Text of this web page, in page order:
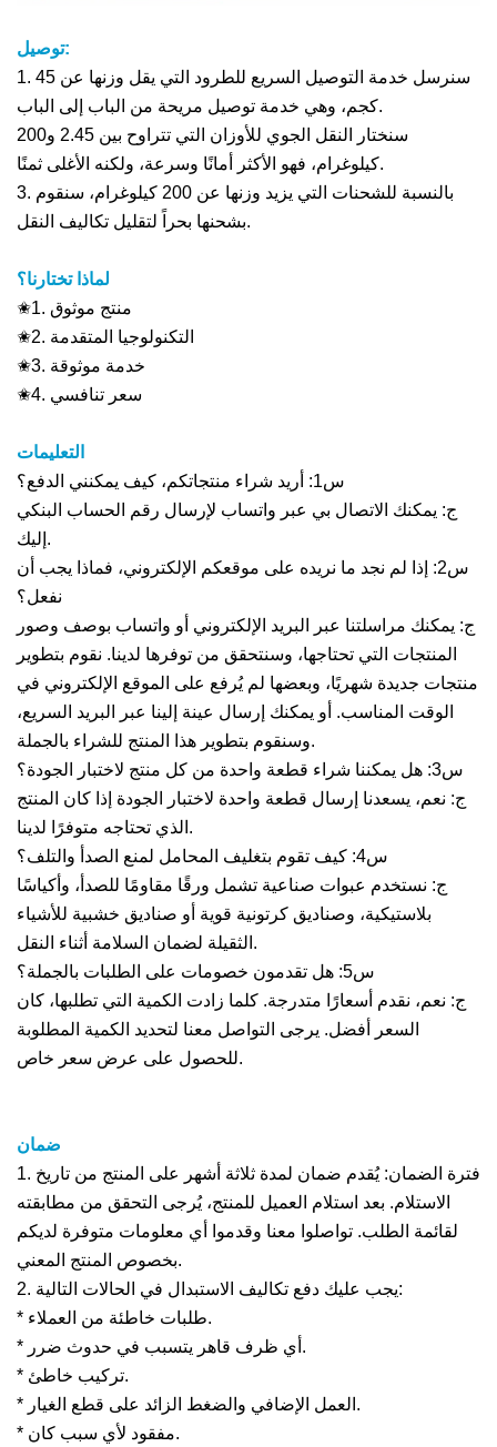
توصيل:
1. سنرسل خدمة التوصيل السريع للطرود التي يقل وزنها عن 45
كجم، وهي خدمة توصيل مريحة من الباب إلى الباب.
سنختار النقل الجوي للأوزان التي تتراوح بين 2.45 و200
كيلوغرام، فهو الأكثر أمانًا وسرعة، ولكنه الأغلى ثمنًا.
3. بالنسبة للشحنات التي يزيد وزنها عن 200 كيلوغرام، سنقوم
بشحنها بحراً لتقليل تكاليف النقل.
لماذا تختارنا؟
✬1. منتج موثوق
✬2. التكنولوجيا المتقدمة
✬3. خدمة موثوقة
✬4. سعر تنافسي
التعليمات
س1: أريد شراء منتجاتكم، كيف يمكنني الدفع؟
ج: يمكنك الاتصال بي عبر واتساب لإرسال رقم الحساب البنكي
إليك.
س2: إذا لم نجد ما نريده على موقعكم الإلكتروني، فماذا يجب أن
نفعل؟
ج: يمكنك مراسلتنا عبر البريد الإلكتروني أو واتساب بوصف وصور
المنتجات التي تحتاجها، وسنتحقق من توفرها لدينا. نقوم بتطوير
منتجات جديدة شهريًا، وبعضها لم يُرفع على الموقع الإلكتروني في
الوقت المناسب. أو يمكنك إرسال عينة إلينا عبر البريد السريع،
وسنقوم بتطوير هذا المنتج للشراء بالجملة.
س3: هل يمكننا شراء قطعة واحدة من كل منتج لاختبار الجودة؟
ج: نعم، يسعدنا إرسال قطعة واحدة لاختبار الجودة إذا كان المنتج
الذي تحتاجه متوفرًا لدينا.
س4: كيف تقوم بتغليف المحامل لمنع الصدأ والتلف؟
ج: نستخدم عبوات صناعية تشمل ورقًا مقاومًا للصدأ، وأكياسًا
بلاستيكية، وصناديق كرتونية قوية أو صناديق خشبية للأشياء
الثقيلة لضمان السلامة أثناء النقل.
س5: هل تقدمون خصومات على الطلبات بالجملة؟
ج: نعم، نقدم أسعارًا متدرجة. كلما زادت الكمية التي تطلبها، كان
السعر أفضل. يرجى التواصل معنا لتحديد الكمية المطلوبة
للحصول على عرض سعر خاص.
ضمان
1. فترة الضمان: يُقدم ضمان لمدة ثلاثة أشهر على المنتج من تاريخ
الاستلام. بعد استلام العميل للمنتج، يُرجى التحقق من مطابقته
لقائمة الطلب. تواصلوا معنا وقدموا أي معلومات متوفرة لديكم
بخصوص المنتج المعني.
2. يجب عليك دفع تكاليف الاستبدال في الحالات التالية:
* طلبات خاطئة من العملاء.
* أي ظرف قاهر يتسبب في حدوث ضرر.
* تركيب خاطئ.
* العمل الإضافي والضغط الزائد على قطع الغيار.
* مفقود لأي سبب كان.